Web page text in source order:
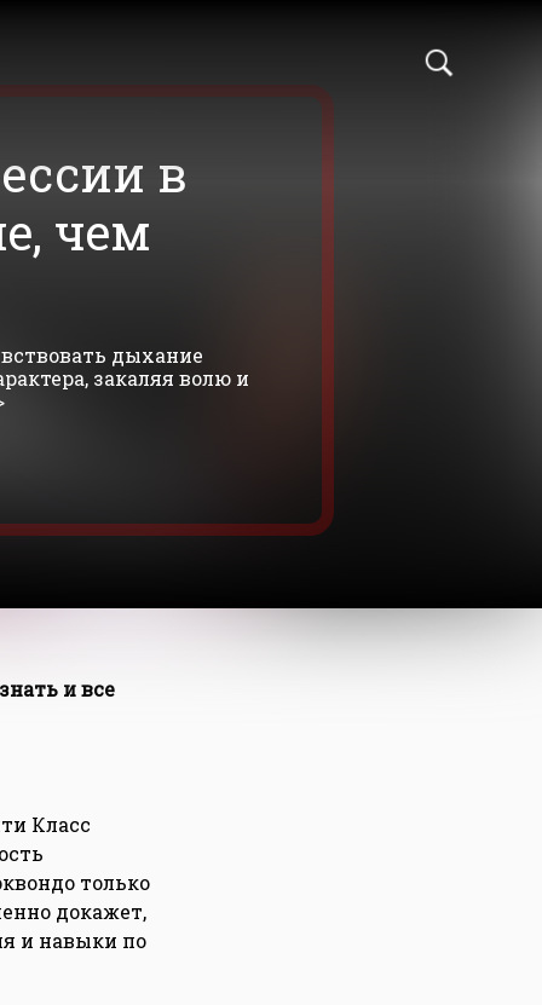
в
чем
дыхание
закаляя волю и
и все
Класс
только
докажет,
и навыки по